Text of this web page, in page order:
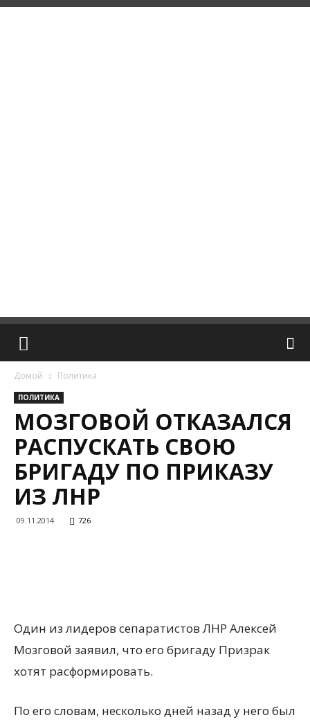
Домой Политика
ПОЛИТИКА
МОЗГОВОЙ ОТКАЗАЛСЯ
РАСПУСКАТЬ СВОЮ
БРИГАДУ ПО ПРИКАЗУ
ИЗ ЛНР
09.11.2014 726
Один из лидеров сепаратистов ЛНР Алексей
Мозговой заявил, что его бригаду Призрак
хотят расформировать.
По его словам, несколько дней назад у него был